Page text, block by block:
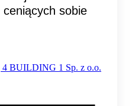
sobie
4 BUILDING 1 Sp. z o.o.